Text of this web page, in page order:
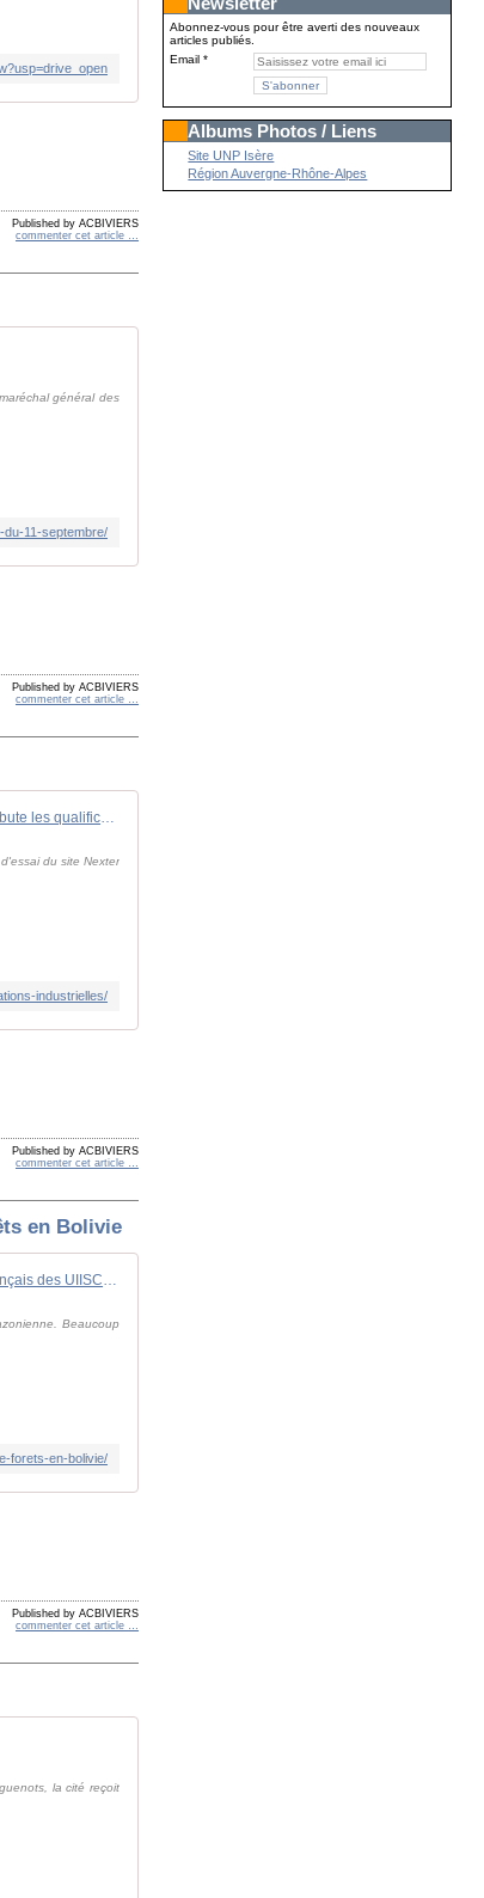
Published by ACBIVIERS
commenter cet article
général des
du-11-septembre/
Published by ACBIVIERS
commenter cet article
du site Nexter
industrielles/
Published by ACBIVIERS
commenter cet article
en Bolivie
Amazonie : Des militaires français des UIISC n°1 et n°7 luttent contre les feux de forêts en Bolivie
Beaucoup
forets-en-bolivie/
Published by ACBIVIERS
commenter cet article …
la cité reçoit
Abonnez-vous pour être averti des nouveaux
articles publiés.
Email
Albums Photos / Liens
Site UNP Isère
Région Auvergne-Rhône-Alpes